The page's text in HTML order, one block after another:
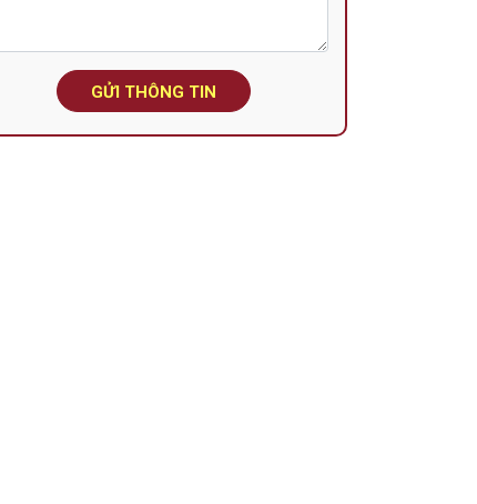
GỬI THÔNG TIN